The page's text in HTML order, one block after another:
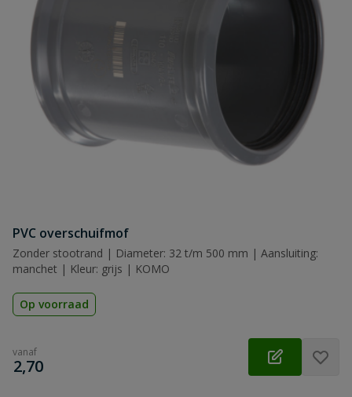
PVC overschuifmof
Zonder stootrand | Diameter: 32 t/m 500 mm | Aansluiting:
manchet | Kleur: grijs | KOMO
Op voorraad
vanaf
€
2,70